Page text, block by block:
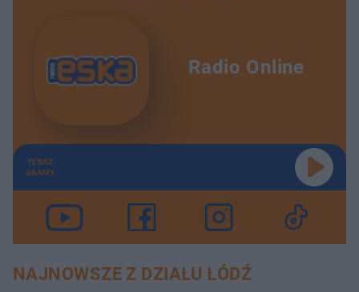
Radio Online
TERAZ
GRAMY
NAJNOWSZE Z DZIAŁU ŁÓDŹ